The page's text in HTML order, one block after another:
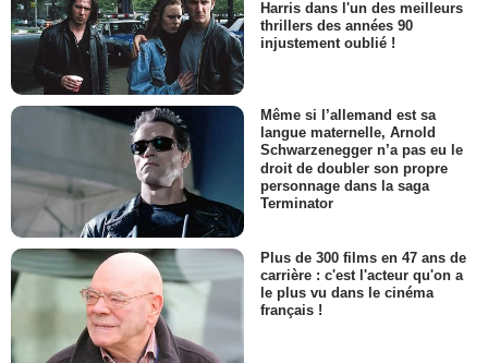
Harris dans l'un des meilleurs
thrillers des années 90
injustement oublié !
Même si l’allemand est sa
langue maternelle, Arnold
Schwarzenegger n’a pas eu le
droit de doubler son propre
personnage dans la saga
Terminator
Plus de 300 films en 47 ans de
carrière : c'est l'acteur qu'on a
le plus vu dans le cinéma
français !